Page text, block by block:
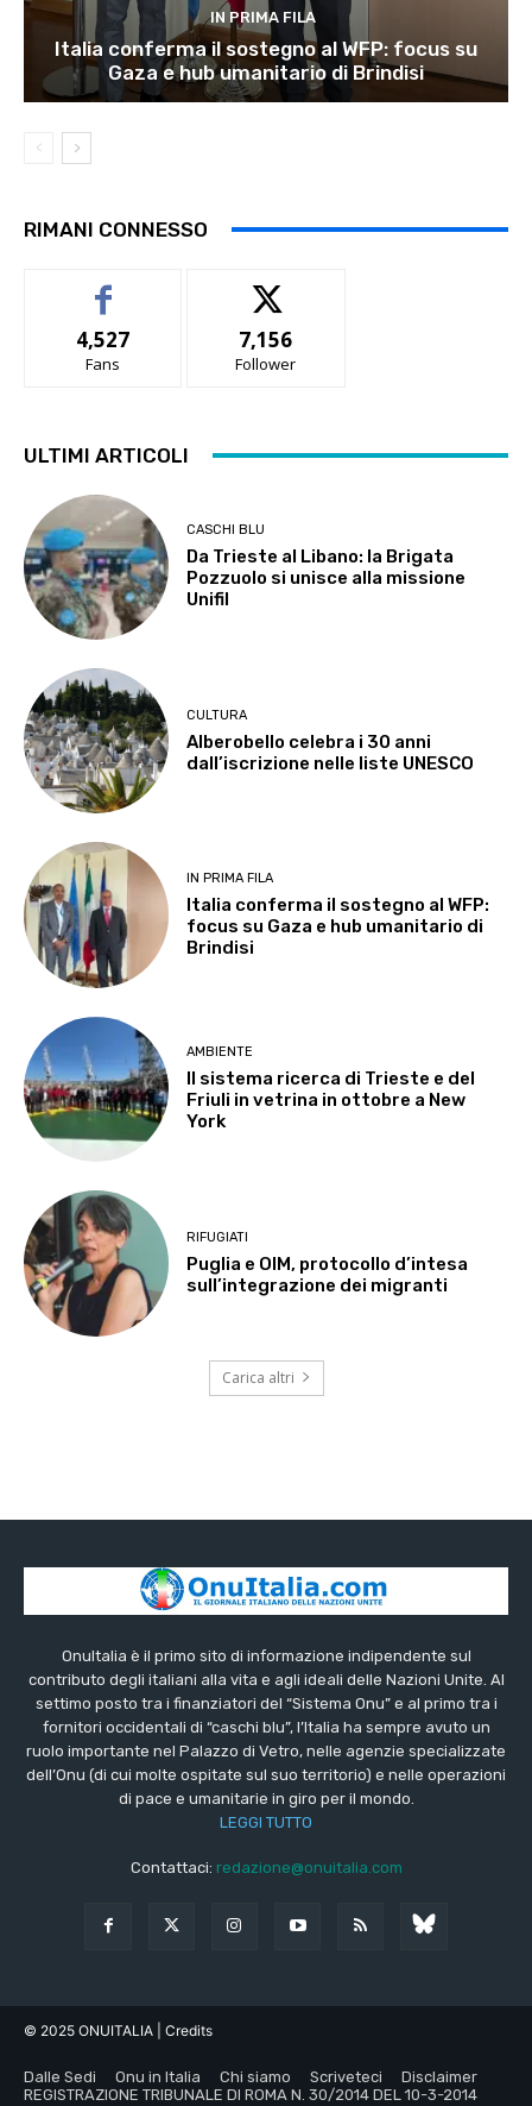
IN PRIMA FILA
Italia conferma il sostegno al WFP: focus su
Gaza e hub umanitario di Brindisi
RIMANI CONNESSO
4,527
Fans
7,156
Follower
ULTIMI ARTICOLI
CASCHI BLU
Da Trieste al Libano: la Brigata
Pozzuolo si unisce alla missione
Unifil
CULTURA
Alberobello celebra i 30 anni
dall’iscrizione nelle liste UNESCO
IN PRIMA FILA
Italia conferma il sostegno al WFP:
focus su Gaza e hub umanitario di
Brindisi
AMBIENTE
Il sistema ricerca di Trieste e del
Friuli in vetrina in ottobre a New
York
RIFUGIATI
Puglia e OIM, protocollo d’intesa
sull’integrazione dei migranti
Carica altri
OnuItalia è il primo sito di informazione indipendente sul
contributo degli italiani alla vita e agli ideali delle Nazioni Unite. Al
settimo posto tra i finanziatori del “Sistema Onu” e al primo tra i
fornitori occidentali di “caschi blu”, l’Italia ha sempre avuto un
ruolo importante nel Palazzo di Vetro, nelle agenzie specializzate
dell’Onu (di cui molte ospitate sul suo territorio) e nelle operazioni
di pace e umanitarie in giro per il mondo.
LEGGI TUTTO
Contattaci: redazione@onuitalia.com
© 2025 ONUITALIA | Credits
Dalle Sedi Onu in Italia Chi siamo Scriveteci
Disclaimer
REGISTRAZIONE TRIBUNALE DI ROMA N. 30/2014 DEL 10-3-2014